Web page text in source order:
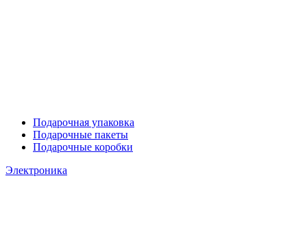
Подарочная упаковка
Подарочные пакеты
Подарочные коробки
Электроника